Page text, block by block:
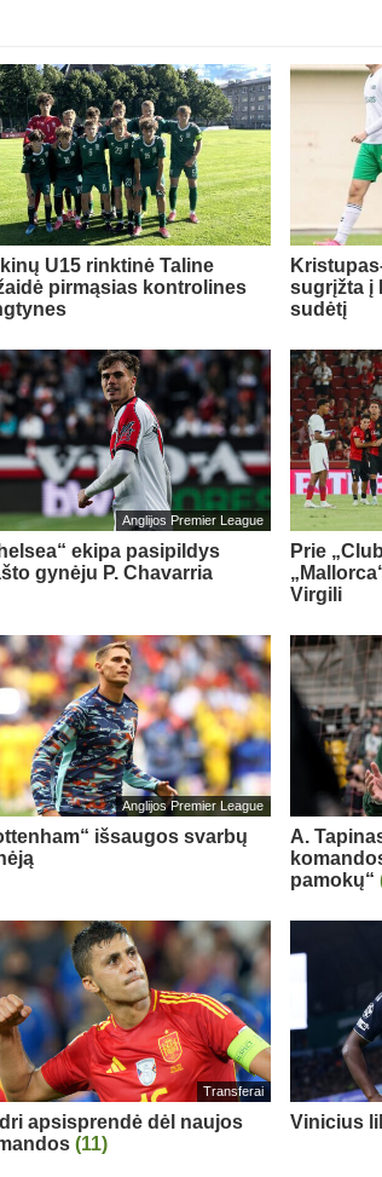
U15 rinktinė Taline
pirmąsias kontrolines
sugrįžta į
sudėtį
Anglijos Premier League
ekipa pasipildys
gynėju P. Chavarria
Prie
Virgili
Anglijos Premier League
išsaugos svarbų
A.
pamokų“
Transferai
apsisprendė dėl naujos
(11)
Vinicius